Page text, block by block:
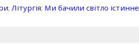
;Літургія; Ми бачили світло істинне